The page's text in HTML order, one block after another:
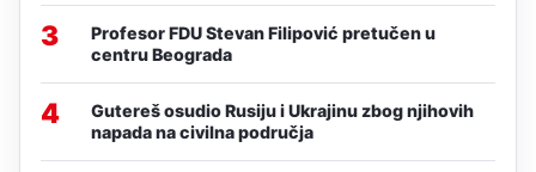
3
Profesor FDU Stevan Filipović pretučen u
centru Beograda
4
Gutereš osudio Rusiju i Ukrajinu zbog njihovih
napada na civilna područja